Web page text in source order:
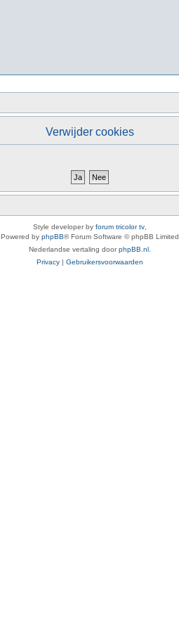
Verwijder cookies
Style developer by forum tricolor tv
Powered by phpBB® Forum Software © phpBB Limited
Nederlandse vertaling doorphpBB.nl
Privacy | Gebruikersvoorwaarden